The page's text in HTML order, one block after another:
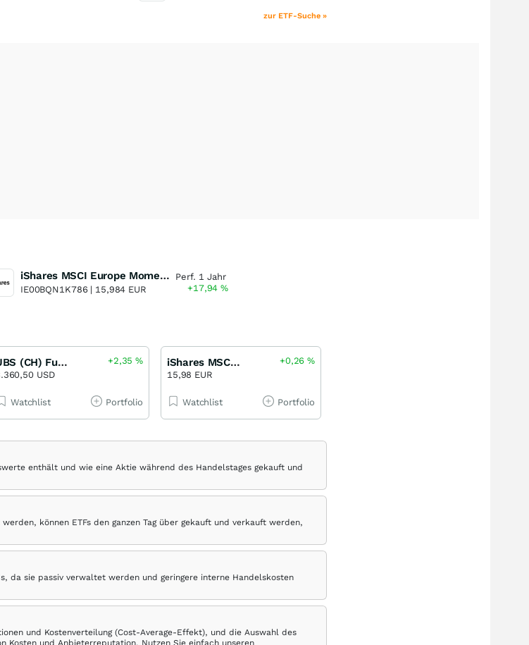
zur ETF-Suche »
iShares MSCI Europe Momentum Factor UCITS ETF
IE00BQN1K786 | 15,984 EUR
Perf. 1 Jahr
+17,94%
UBS (CH) Fund Solutions III - UBS Gold FB
USD
+2,35%
Watchlist Portfolio
iShares MSCI Europe Momentum Factor UCITS ETF
15,98 EUR
+0,26%
Watchlist Portfolio
enthält und wie eine Aktie während des Handelstages gekauft und
können ETFs den ganzen Tag über gekauft und verkauft werden,
da sie passiv verwaltet werden und geringere interne Handelskosten
und Kostenverteilung (Cost-Average-Effekt), und die Auswahl des
Kosten und Anbieterreputation. Nutzen Sie einfach unseren